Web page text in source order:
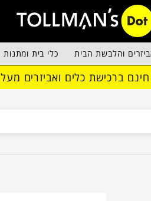
והלבשת הבית כלי בית ומתנות
ברכישת כלים ואביזרים מעל